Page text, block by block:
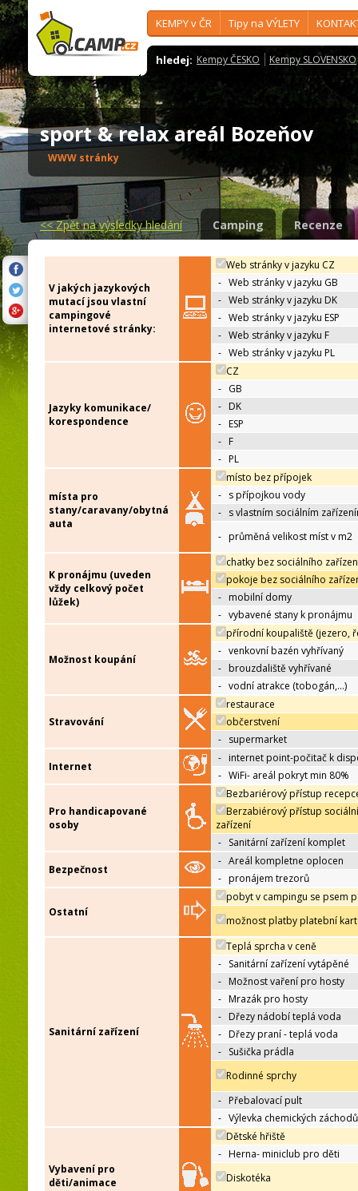
KEMPY v ČR Tipy na VÝLETY
hledej: Kempy ČESKO Kempy SLOVENSKO
sport & relax areál Bozeňov
WWW stránky
<<Zpět na výsledky hledání Camping Recenze
V jakých jazykových
mutací jsou vlastní
campingové
internetové stránky:
Web stránky v jazyku CZ
- Web stránky v jazyku GB
- Web stránky v jazyku DK
- Web stránky v jazyku ESP
- Web stránky v jazyku F
- Web stránky v jazyku PL
Jazyky komunikace/
korespondence
CZ
- GB
- DK
- ESP
- F
- PL
místa pro
stany/caravany/obytná
auta
místo bez přípojek
- s přípojkou vody
- s vlastním sociálním
- průměná velikost míst v m2
K pronájmu (uveden
vždy celkový počet
lůžek)
chatky bez sociálního
pokoje bez sociálního
- mobilní domy
- vybavené stany k pronájmu
Možnost koupání
přírodní koupaliště (jezero,
- venkovní bazén vyhřívaný
- brouzdaliště vyhřívané
- vodní atrakce (tobogán,…)
Stravování
restaurace
občerstvení
- supermarket
Internet
- internet point-počitač k
- WiFi- areál pokryt min 80%
Pro handicapované
osoby
Bezbariérový přístup
Berzabiérový přístup sociální
zařízení
- Sanitární zařízení komplet
Bezpečnost
- Areál kompletne oplocen
- pronájem trezorů
Ostatní
pobyt v campingu se psem
možnost platby platební
Sanitární zařízení
Teplá sprcha v ceně
- Sanitární zařízení vytápěné
- Možnost vaření pro hosty
- Mrazák pro hosty
- Dřezy nádobí teplá voda
- Dřezy praní - teplá voda
- Sušička prádla
Rodinné sprchy
- Přebalovací pult
- Výlevka chemických záchodů
Vybavení pro
děti/animace
Dětské hřiště
- Herna- miniclub pro děti
Diskotéka